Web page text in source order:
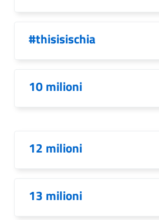
#thisisischia
10 milioni
12 milioni
13 milioni